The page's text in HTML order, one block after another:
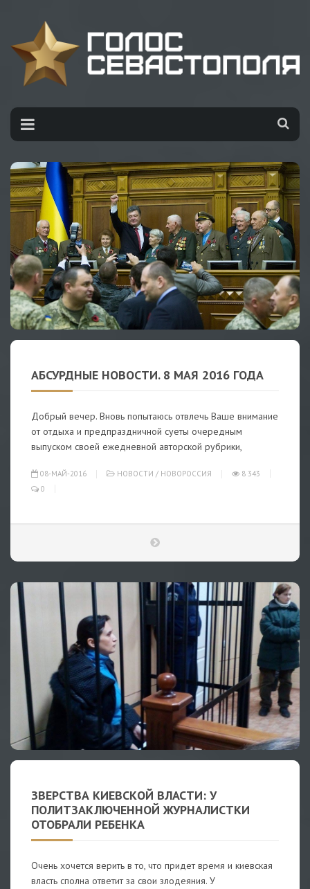
АБСУРДНЫЕ НОВОСТИ. 8 МАЯ 2016 ГОДА
Добрый вечер. Вновь попытаюсь отвлечь Ваше внимание
от отдыха и предпраздничной суеты очередным
выпуском своей ежедневной авторской рубрики,
08-МАЙ-2016 НОВОСТИ / НОВОРОССИЯ
8 343
0
ЗВЕРСТВА КИЕВСКОЙ ВЛАСТИ: У
ПОЛИТЗАКЛЮЧЕННОЙ ЖУРНАЛИСТКИ
ОТОБРАЛИ РЕБЕНКА
Очень хочется верить в то, что придет время и киевская
власть сполна ответит за свои злодеяния. У